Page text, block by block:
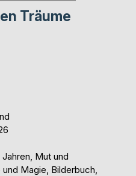
Träume
Mut und
Magie, Bilderbuch,